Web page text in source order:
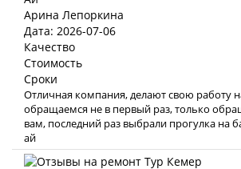
Арина Лепоркина
Дата: 2026-07-06
Качество
Стоимость
Сроки
Отличная компания, делают свою работу
обращаемся не в первый раз, только
вам, последний раз выбрали прогулка на
ай